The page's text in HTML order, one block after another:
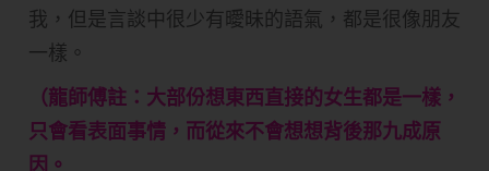
我，但是言談中很少有曖昧的語氣，都是很像朋友
一樣。
（龍師傅註：大部份想東西直接的女生都是一樣，
只會看表面事情，而從來不會想想背後那九成原
因。